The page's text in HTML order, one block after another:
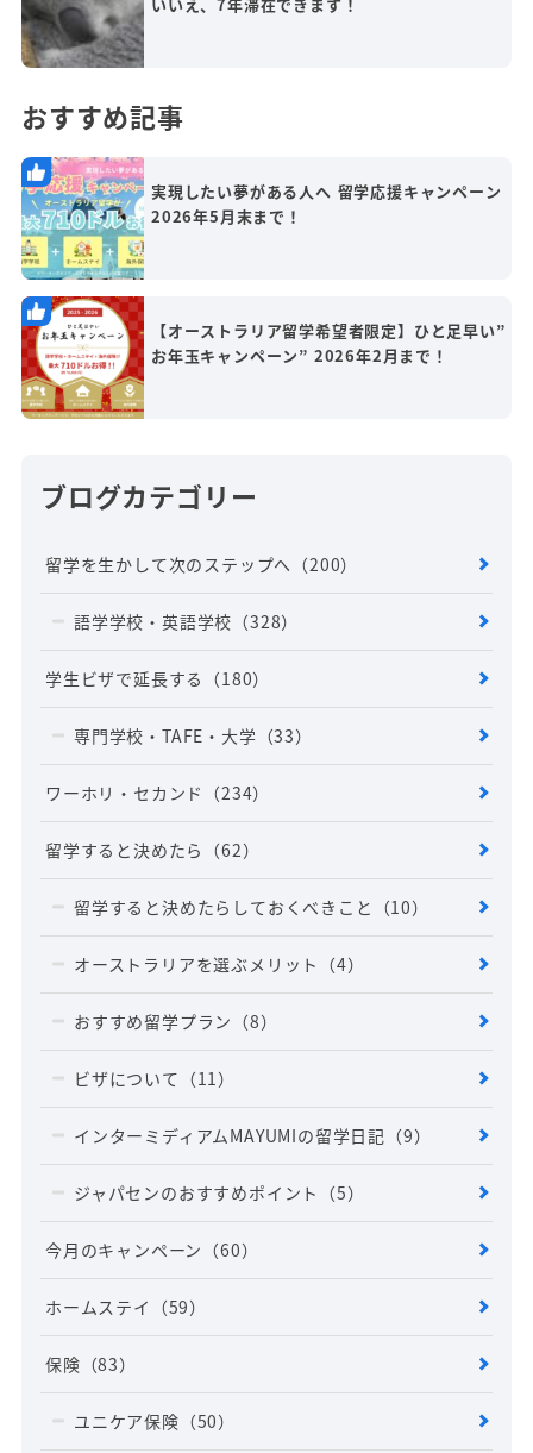
いいえ、7年滞在できます！
おすすめ記事
実現したい夢がある人へ 留学応援キャンペーン
2026年5月末まで！
【オーストラリア留学希望者限定】ひと足早い”
お年玉キャンペーン” 2026年2月まで！
ブログカテゴリー
留学を生かして次のステップへ （200）
語学学校・英語学校 （328）
学生ビザで延長する （180）
専門学校・TAFE・大学 （33）
ワーホリ・セカンド （234）
留学すると決めたら （62）
留学すると決めたらしておくべきこと （10）
オーストラリアを選ぶメリット （4）
おすすめ留学プラン （8）
ビザについて （11）
インターミディアムMAYUMIの留学日記 （9）
ジャパセンのおすすめポイント （5）
今月のキャンペーン （60）
ホームステイ （59）
保険 （83）
ユニケア保険 （50）